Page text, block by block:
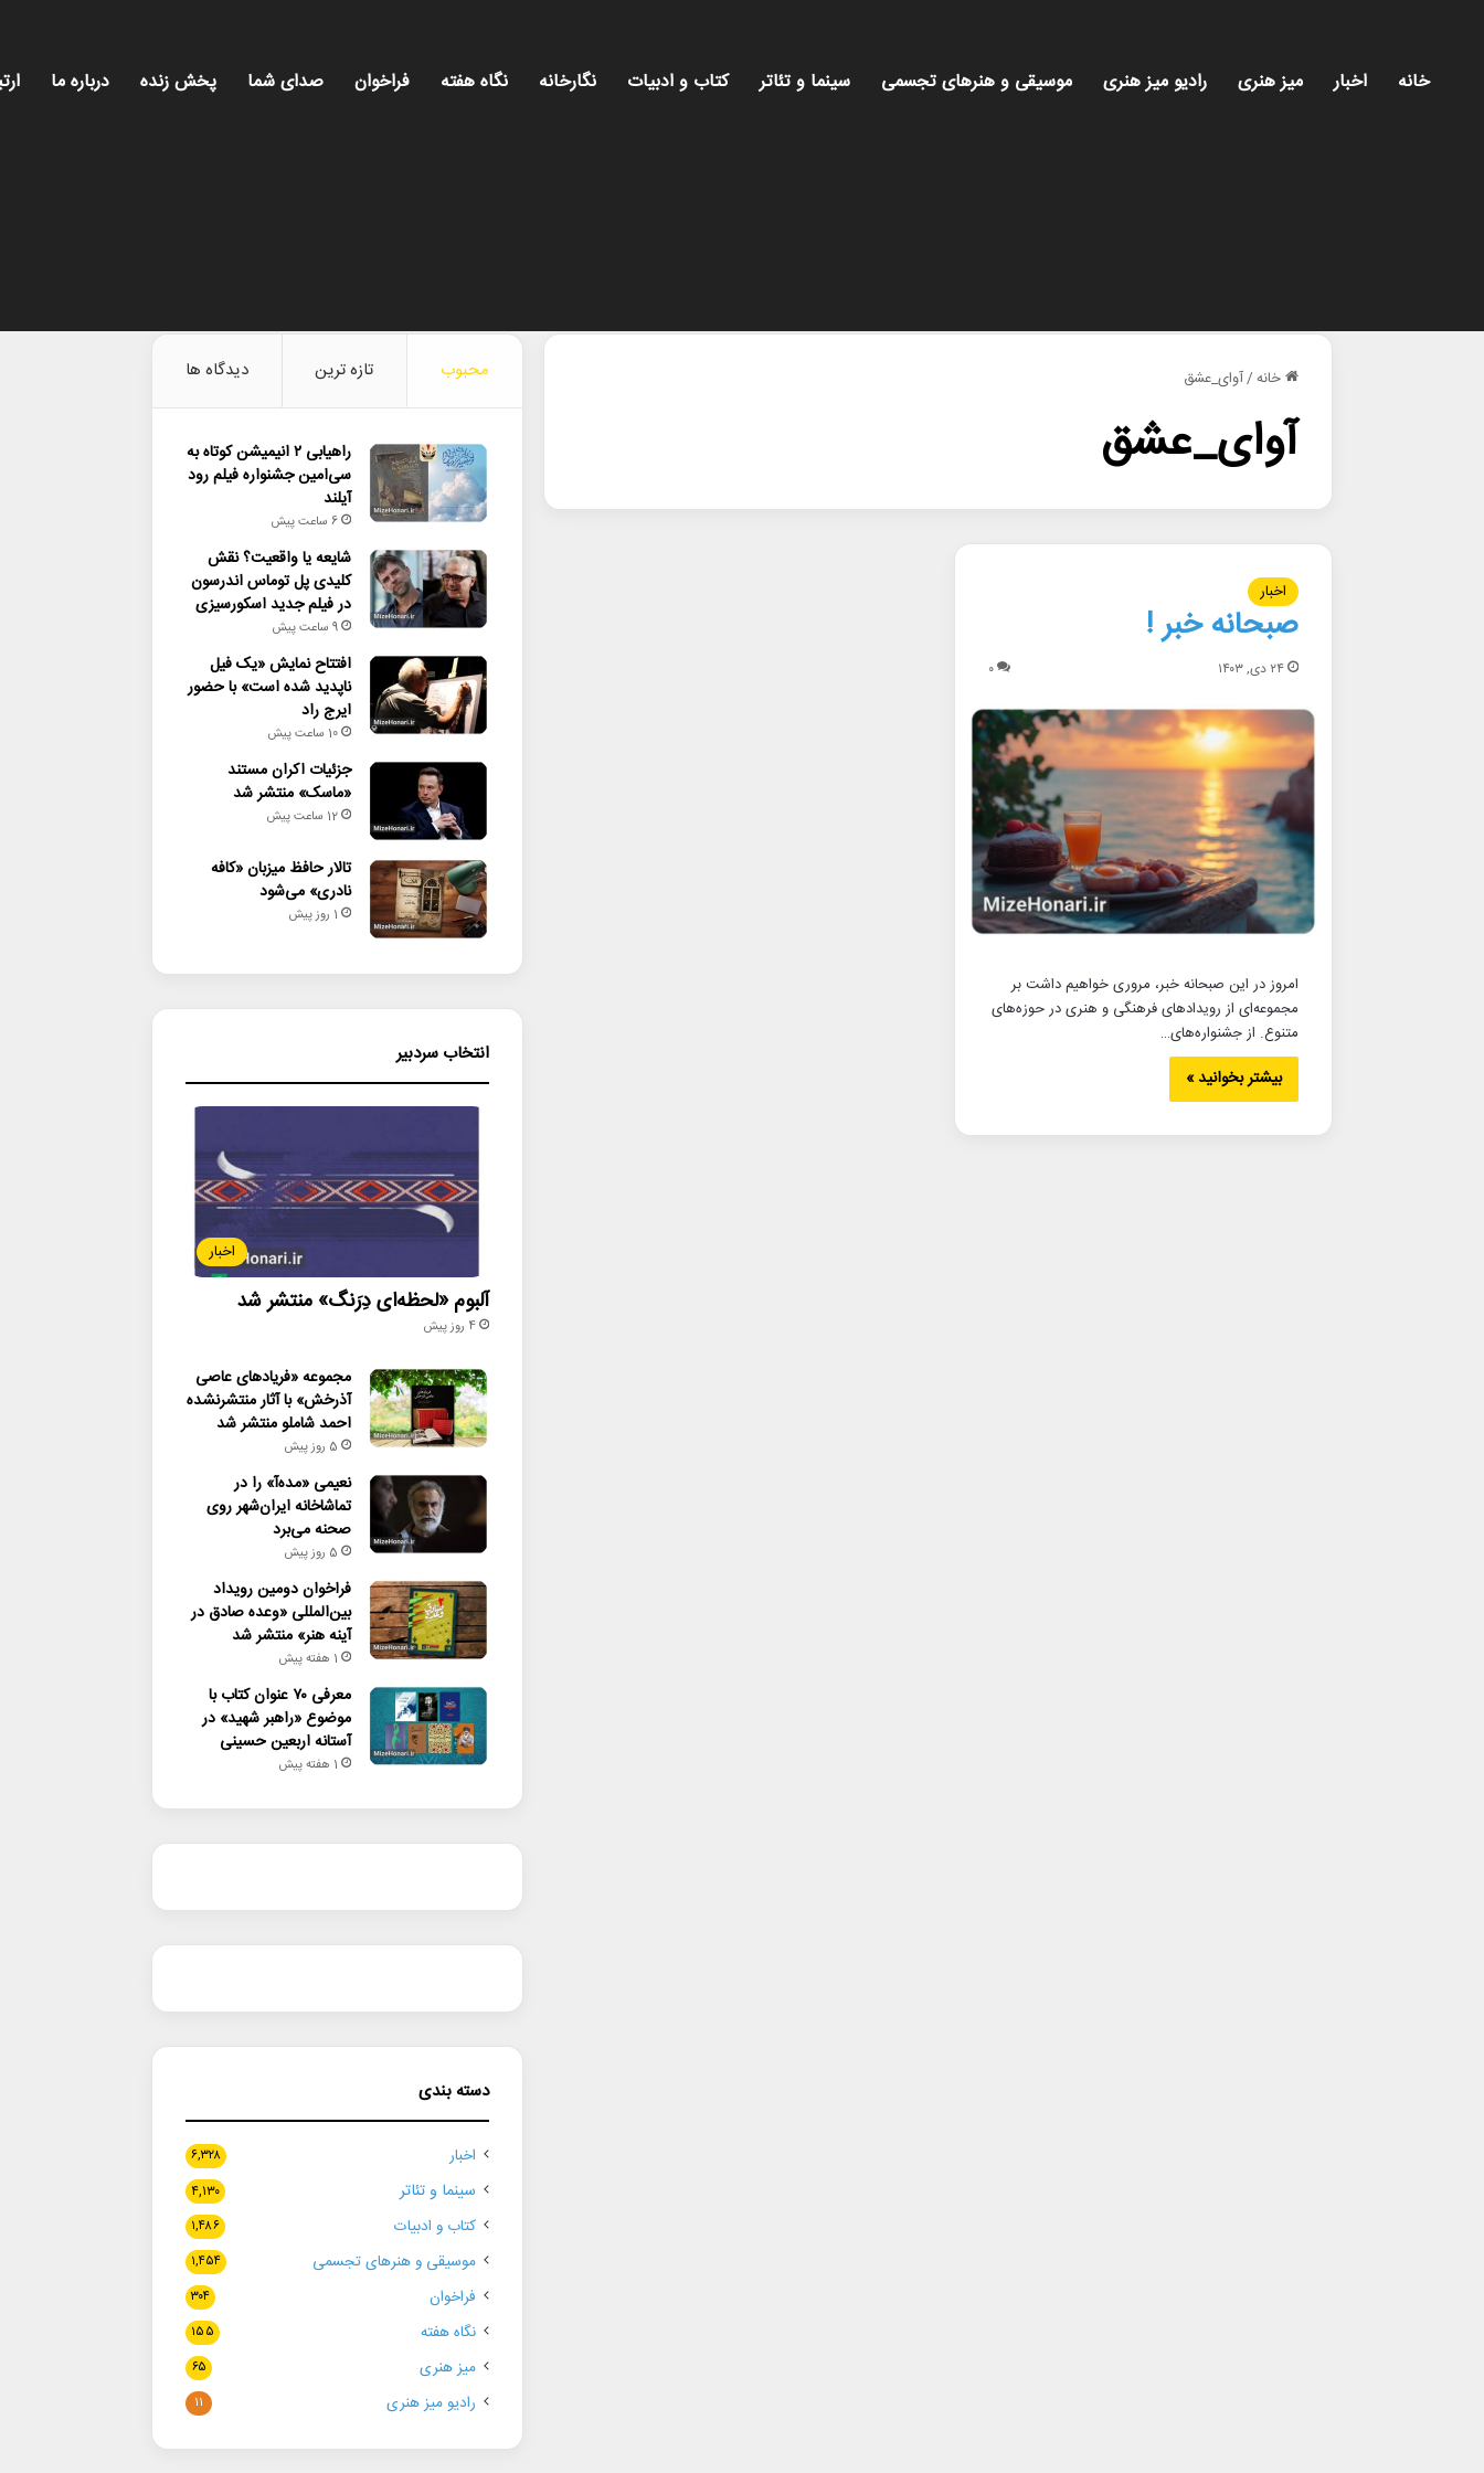
خانه اخبار میز هنری رادیو میز هنری موسیقی و هنرهای تجسمی سینما و تئاتر کتاب و ادبیات نگارخانه نگاه هفته فراخوان صدای شما پخش زنده درباره ما
خانه/آوای_عشق
آوای_عشق
اخبار
صبحانه خبر !
۲۴ دی, ۱۴۰۳ ۰
امروز در این صبحانه خبر، مروری خواهیم داشت بر
مجموعه‌ای از رویدادهای فرهنگی و هنری در حوزه‌های
متنوع. از جشنواره‌های…
بیشتر بخوانید »
محبوب تازه ترین دیدگاه ها
راهیابی ۲ انیمیشن کوتاه به
سی‌امین جشنواره فیلم رود
آیلند
6 ساعت پیش
شایعه یا واقعیت؟ نقش
کلیدی پل توماس اندرسون
در فیلم جدید اسکورسیزی
9 ساعت پیش
افتتاح نمایش «یک فیل
ناپدید شده است» با حضور
ایرج راد
10 ساعت پیش
جزئیات اکران مستند
«ماسک» منتشر شد
12 ساعت پیش
تالار حافظ میزبان «کافه
نادری» می‌شود
1 روز پیش
انتخاب سردبیر
اخبار
آلبوم «لحظه‌ای دِرَنگ» منتشر شد
4 روز پیش
مجموعه «فریادهای عاصی
آذرخش» با آثار منتشرنشده
احمد شاملو منتشر شد
5 روز پیش
نعیمی «مده‌آ» را در
تماشاخانه ایران‌شهر روی
صحنه می‌برد
5 روز پیش
فراخوان دومین رویداد
بین‌المللی «وعده صادق در
آینه هنر» منتشر شد
1 هفته پیش
معرفی ۷۰ عنوان کتاب با
موضوع «راهبر شهید» در
آستانه اربعین حسینی
1 هفته پیش
دسته بندی
اخبار ۶,۳۲۸
سینما و تئاتر ۴,۱۳۰
کتاب و ادبیات ۱,۴۸۶
موسیقی و هنرهای تجسمی ۱,۴۵۴
فراخوان ۳۰۴
نگاه هفته ۱۵۵
میز هنری ۶۵
رادیو میز هنری ۱۱